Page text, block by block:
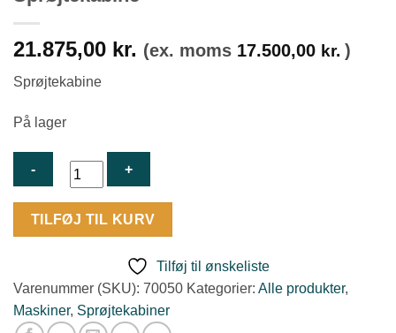
21.875,00 kr. (ex. moms 17.500,00 kr. )
Sprøjtekabine
På lager
Sprøjtekabine
TILFØJ TIL KURV
Tilføj til ønskeliste
Varenummer (SKU): 70050 Kategorier: Alle produkter,
Maskiner, Sprøjtekabiner